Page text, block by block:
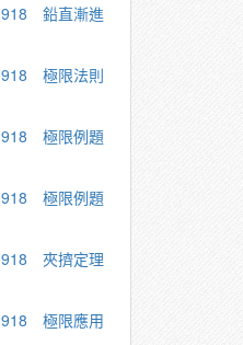
鉛直漸進
極限法則
極限例題
極限例題
夾擠定理
極限應用